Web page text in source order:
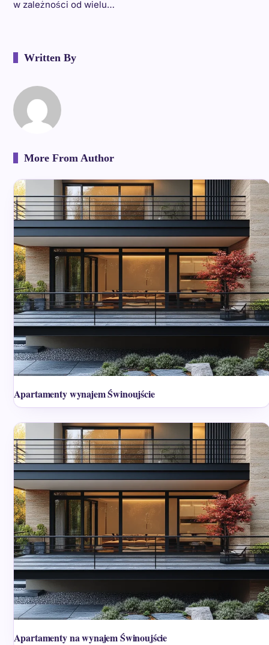
w zależności od wielu…
Written By
More From Author
Apartamenty wynajem Świnoujście
Apartamenty na wynajem Świnoujście